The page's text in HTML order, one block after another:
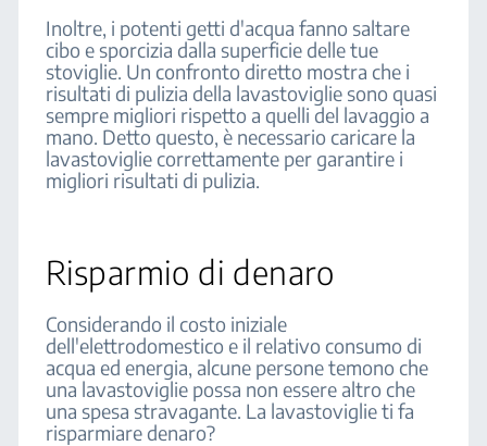
Inoltre, i potenti getti d'acqua fanno saltare
cibo e sporcizia dalla superficie delle tue
stoviglie. Un confronto diretto mostra che i
risultati di pulizia della lavastoviglie sono quasi
sempre migliori rispetto a quelli del lavaggio a
mano. Detto questo, è necessario caricare la
lavastoviglie correttamente per garantire i
migliori risultati di pulizia.
Risparmio di denaro
Considerando il costo iniziale
dell'elettrodomestico e il relativo consumo di
acqua ed energia, alcune persone temono che
una lavastoviglie possa non essere altro che
una spesa stravagante. La lavastoviglie ti fa
risparmiare denaro?